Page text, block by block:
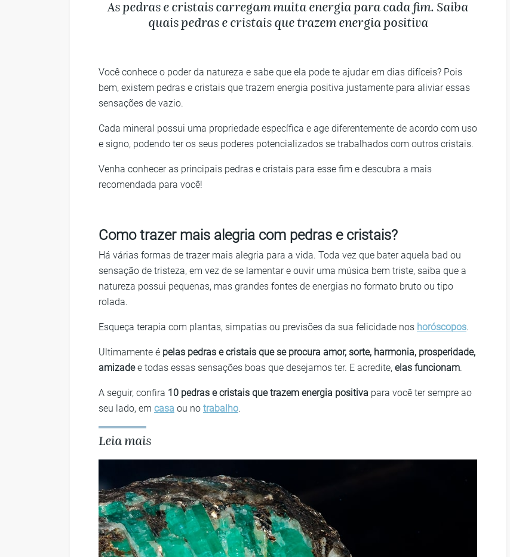
As pedras e cristais carregam muita energia para cada fim. Saiba
quais pedras e cristais que trazem energia positiva
Você conhece o poder da natureza e sabe que ela pode te ajudar em dias difíceis? Pois
bem, existem pedras e cristais que trazem energia positiva justamente para aliviar essas
sensações de vazio.
Cada mineral possui uma propriedade específica e age diferentemente de acordo com uso
e signo, podendo ter os seus poderes potencializados se trabalhados com outros cristais.
Venha conhecer as principais pedras e cristais para esse fim e descubra a mais
recomendada para você!
Como trazer mais alegria com pedras e cristais?
Há várias formas de trazer mais alegria para a vida. Toda vez que bater aquela bad ou
sensação de tristeza, em vez de se lamentar e ouvir uma música bem triste, saiba que a
natureza possui pequenas, mas grandes fontes de energias no formato bruto ou tipo
rolada.
Esqueça terapia com plantas, simpatias ou previsões da sua felicidade nos horóscopos.
U ltimamente é pelas pedras e cristais que se procura amor, sorte, harmonia, prosperidade,
amizadee todas essas sensações boas que desejamos ter. E acredite, elas funcionam.
A seguir, confira 10 pedras e cristais que trazem energia positiva para você ter sempre ao
seu lado, em casa ou no trabalho.
Leia mais